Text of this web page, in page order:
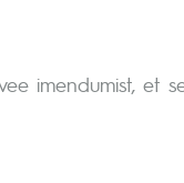
imendumist, et